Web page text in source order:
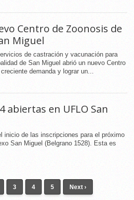
Centro de Zoonosis de
Miguel
de castración y vacunación para
de San Miguel abrió un nuevo Centro
demanda y lograr un...
abiertas en UFLO San
inicio de las inscripciones para el próximo
San Miguel (Belgrano 1528). Esta es
3 4 5 Next ›